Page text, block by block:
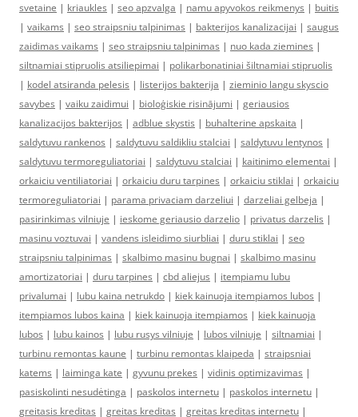
svetaine | kriaukles | seo apzvalga | namu apyvokos reikmenys | buitis
| vaikams | seo straipsniu talpinimas | bakterijos kanalizacijai | saugus
zaidimas vaikams | seo straipsniu talpinimas | nuo kada ziemines |
siltnamiai stipruolis atsiliepimai | polikarbonatiniai šiltnamiai stipruolis
| kodel atsiranda pelesis | listerijos bakterija | zieminio langu skyscio
savybes | vaiku zaidimui | bioloģiskie risinājumi | geriausios
kanalizacijos bakterijos | adblue skystis | buhalterine apskaita |
saldytuvu rankenos | saldytuvu saldikliu stalciai | saldytuvu lentynos |
saldytuvu termoreguliatoriai | saldytuvu stalciai | kaitinimo elementai |
orkaiciu ventiliatoriai | orkaiciu duru tarpines | orkaiciu stiklai | orkaiciu
termoreguliatoriai | parama privaciam darzeliui | darzeliai gelbeja |
pasirinkimas vilniuje | ieskome geriausio darzelio | privatus darzelis |
masinu voztuvai | vandens isleidimo siurbliai | duru stiklai | seo
straipsniu talpinimas | skalbimo masinu bugnai | skalbimo masinu
amortizatoriai | duru tarpines | cbd aliejus | itempiamu lubu
privalumai | lubu kaina netrukdo | kiek kainuoja itempiamos lubos |
itempiamos lubos kaina | kiek kainuoja itempiamos | kiek kainuoja
lubos | lubu kainos | lubu rusys vilniuje | lubos vilniuje | siltnamiai |
turbinu remontas kaune | turbinu remontas klaipeda | straipsniai
katems | laiminga kate | gyvunu prekes | vidinis optimizavimas |
pasiskolinti nesudėtinga | paskolos internetu | paskolos internetu |
greitasis kreditas | greitas kreditas | greitas kreditas internetu |